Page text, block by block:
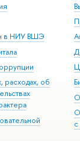
в НИУ ВШЭ
расходах, об